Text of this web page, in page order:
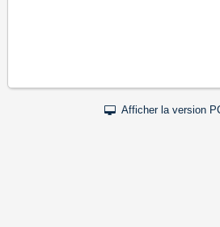
Afficher la version